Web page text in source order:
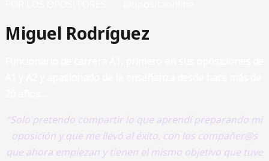
Miguel Rodríguez
“Solo pretendo compartir lo que aprendí preparando mi
oposición y que me llevó al éxito, con los compañer@s
que ahora empiezan y tienen el mismo objetivo que tuve